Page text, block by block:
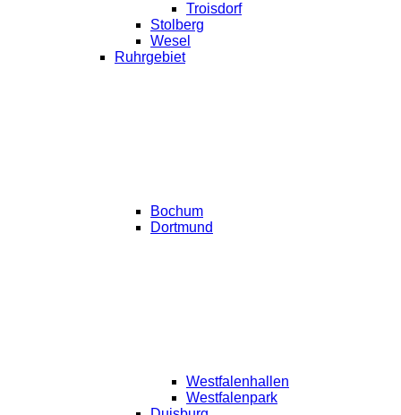
Troisdorf
Stolberg
Wesel
Ruhrgebiet
Bochum
Dortmund
Westfalenhallen
Westfalenpark